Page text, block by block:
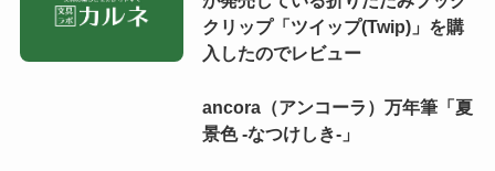
クリップ「ツイップ(Twip)」を購
入したのでレビュー
ancora（アンコーラ）万年筆「夏
景色 -なつけしき-」